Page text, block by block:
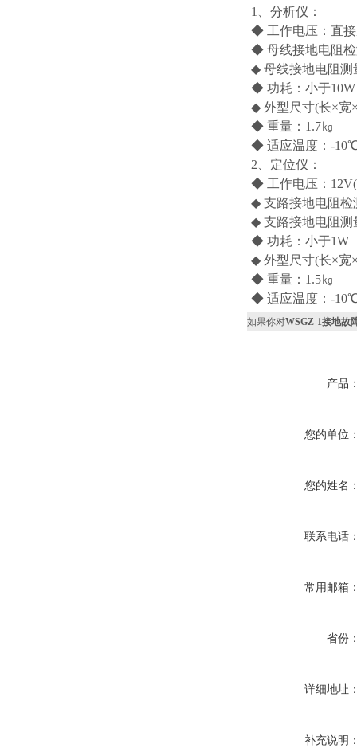
1、分析仪：
◆ 工作电压：直接
◆ 母线接地电阻
◆ 母线接地电阻测
◆ 功耗：小于10W
◆ 外型尺寸(长×宽
◆ 重量：1.7㎏
◆ 适应温度：-
2、定位仪：
◆ 工作电压：
◆ 支路接地电阻检
◆ 支路接地电阻
◆ 功耗：小于1W
◆ 外型尺寸(长×宽
◆ 重量：1.5㎏
◆ 适应温度：-
如果你对WSGZ-1接地故
产品
您的单位
您的姓名
联系电话
常用邮箱
省份
详细地址
补充说明